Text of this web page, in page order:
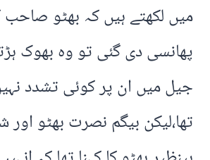
میں لکھتے ہیں کہ بھٹو
پھانسی دی گئی تو وہ بھوک
جیل میں ان پر کوئی تشدد
تھا،لیکن بیگم نصرت بھٹو اور